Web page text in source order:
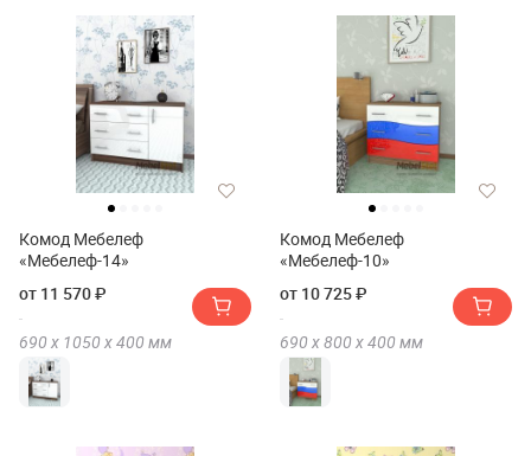
Комод Мебелеф
«Мебелеф-14»
от 11 570 ₽
690 х 1050 х400 мм
Комод Мебелеф
«Мебелеф-10»
от 10 725 ₽
690 х800 х400 мм